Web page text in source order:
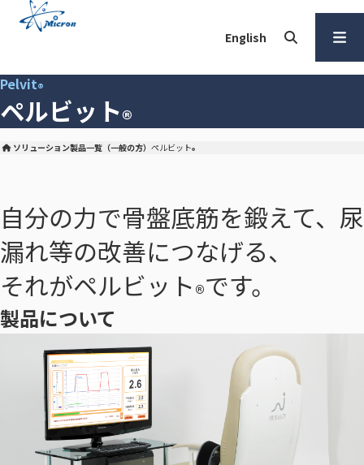
English
検索
メ
ペルビット®
Pelvit®
ソリューション製品一覧（一般の方） ペルビット®
自分の力で骨盤底筋を鍛えて、尿
漏れ等の改善につなげる、
それがペルビット®です。
製品について